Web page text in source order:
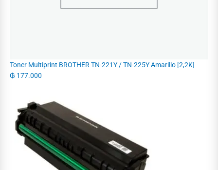
Toner Multiprint BROTHER TN-221Y / TN-225Y Amarillo [2,2K]
₲ 177.000